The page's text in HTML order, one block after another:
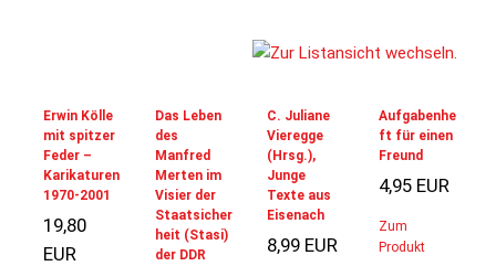
Erwin Kölle
mit spitzer
Feder –
Karikaturen
1970-2001
19,80
EUR
Das Leben
des
Manfred
Merten im
Visier der
Staatsicher
heit (Stasi)
der DDR
C. Juliane
Vieregge
(Hrsg.),
Junge
Texte aus
Eisenach
8,99 EUR
Aufgabenhe
ft für einen
Freund
4,95 EUR
Zum
Produkt